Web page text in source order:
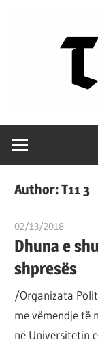
vetëm
shpjeguar
mënyra
të
ndryshme
botën,
por
çështja
Author:T11 3
02/13/2018
Dhuna e
shpresës
/Organizata
me vëmendje të
në Universitetin e